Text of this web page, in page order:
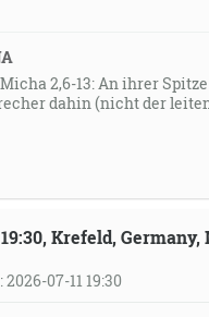
2,6-13: An ihrer
dahin (nicht der
Krefeld,
07-11 19:30